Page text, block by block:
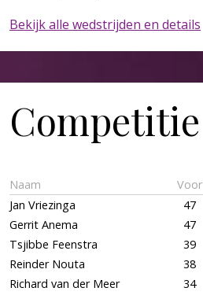
Bekijk alle wedstrijden en details
Competitie
Naam Voor
Jan Vriezinga
47
Gerrit Anema
47
Tsjibbe Feenstra
39
Reinder Nouta
38
Richard van der Meer
34